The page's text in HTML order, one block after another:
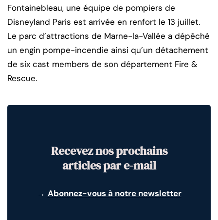
Fontainebleau, une équipe de pompiers de
Disneyland Paris est arrivée en renfort le 13 juillet.
Le parc d’attractions de Marne-la-Vallée a dépêché
un engin pompe-incendie ainsi qu’un détachement
de six cast members de son département Fire &
Rescue.
Recevez nos prochains
articles par e-mail
→ Abonnez-vous à notre newsletter